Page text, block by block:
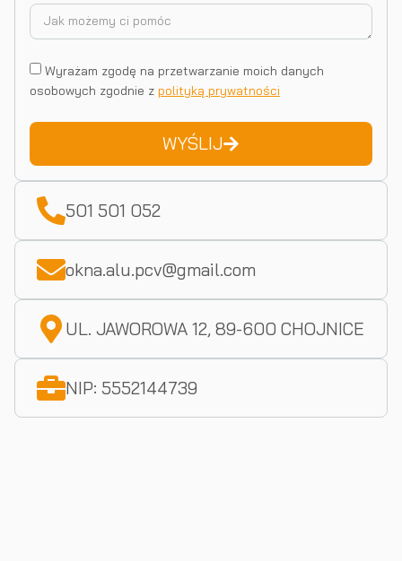
Wyrażam zgodę na przetwarzanie moich danych
osobowych zgodnie z polityką prywatności
WYŚLIJ
501 501 052
okna.alu.pcv@gmail.com
UL. JAWOROWA 12, 89-600 CHOJNICE
NIP: 5552144739